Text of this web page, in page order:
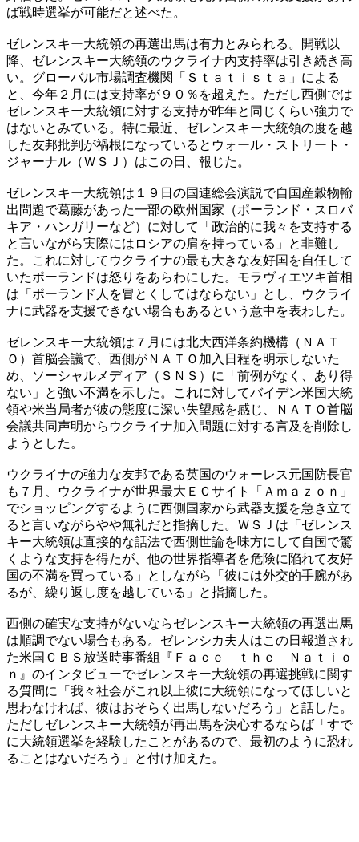
ば戦時選挙が可能だと述べた。
ゼレンスキー大統領の再選出馬は有力とみられる。開戦以
降、ゼレンスキー大統領のウクライナ内支持率は引き続き高
い。グローバル市場調査機関「Ｓｔａｔｉｓｔａ」による
と、今年２月には支持率が９０％を超えた。ただし西側では
ゼレンスキー大統領に対する支持が昨年と同じくらい強力で
はないとみている。特に最近、ゼレンスキー大統領の度を越
した友邦批判が禍根になっているとウォール・ストリート・
ジャーナル（ＷＳＪ）はこの日、報じた。
ゼレンスキー大統領は１９日の国連総会演説で自国産穀物輸
出問題で葛藤があった一部の欧州国家（ポーランド・スロバ
キア・ハンガリーなど）に対して「政治的に我々を支持する
と言いながら実際にはロシアの肩を持っている」と非難し
た。これに対してウクライナの最も大きな友好国を自任して
いたポーランドは怒りをあらわにした。モラヴィエツキ首相
は「ポーランド人を冒とくしてはならない」とし、ウクライ
ナに武器を支援できない場合もあるという意中を表わした。
ゼレンスキー大統領は７月には北大西洋条約機構（ＮＡＴ
Ｏ）首脳会議で、西側がＮＡＴＯ加入日程を明示しないた
め、ソーシャルメディア（ＳＮＳ）に「前例がなく、あり得
ない」と強い不満を示した。これに対してバイデン米国大統
領や米当局者が彼の態度に深い失望感を感じ、ＮＡＴＯ首脳
会議共同声明からウクライナ加入問題に対する言及を削除し
ようとした。
ウクライナの強力な友邦である英国のウォーレス元国防長官
も７月、ウクライナが世界最大ＥＣサイト「Ａｍａｚｏｎ」
でショッピングするように西側国家から武器支援を急き立て
ると言いながらやや無礼だと指摘した。ＷＳＪは「ゼレンス
キー大統領は直接的な話法で西側世論を味方にして自国で驚
くような支持を得たが、他の世界指導者を危険に陥れて友好
国の不満を買っている」としながら「彼には外交的手腕があ
るが、繰り返し度を越している」と指摘した。
西側の確実な支持がないならゼレンスキー大統領の再選出馬
は順調でない場合もある。ゼレンシカ夫人はこの日報道され
た米国ＣＢＳ放送時事番組『Ｆａｃｅ ｔｈｅ Ｎａｔｉｏ
ｎ』のインタビューでゼレンスキー大統領の再選挑戦に関す
る質問に「我々社会がこれ以上彼に大統領になってほしいと
思わなければ、彼はおそらく出馬しないだろう」と話した。
ただしゼレンスキー大統領が再出馬を決心するならば「すで
に大統領選挙を経験したことがあるので、最初のように恐れ
ることはないだろう」と付け加えた。